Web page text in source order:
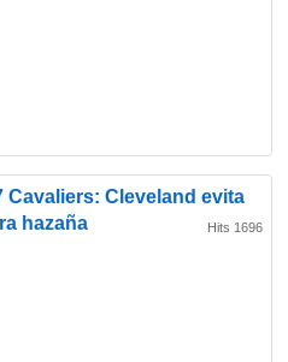
Cavaliers: Cleveland evita
hazaña
Hits 1696